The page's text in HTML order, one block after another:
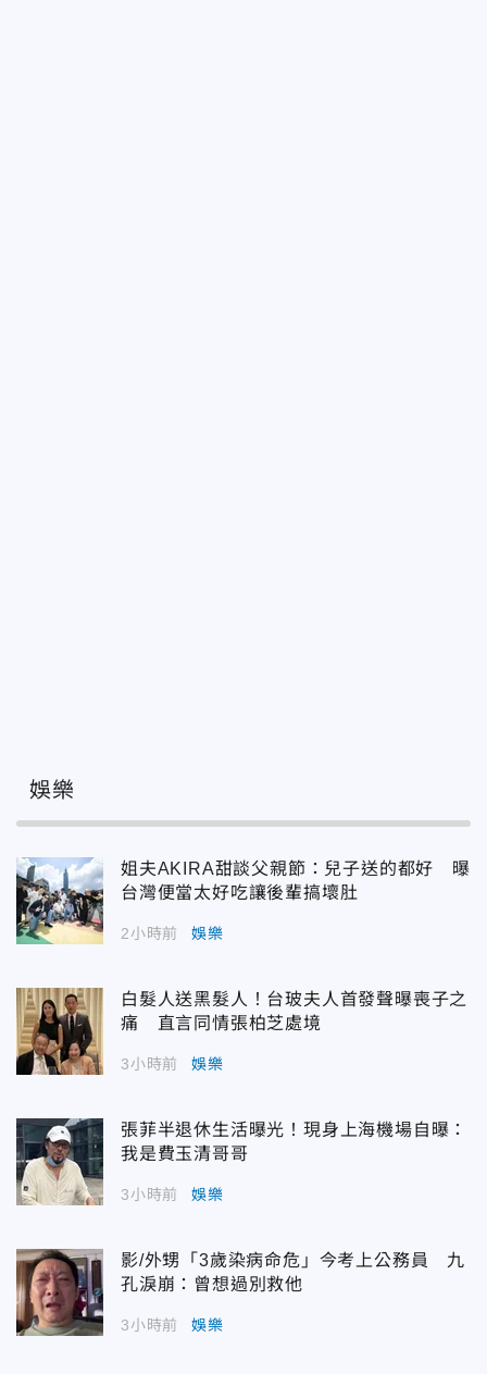
娛樂
姐夫AKIRA甜談父親節：兒子送的都好 曝
台灣便當太好吃讓後輩搞壞肚
2小時前 娛樂
白髮人送黑髮人！台玻夫人首發聲曝喪子之
痛 直言同情張柏芝處境
3小時前 娛樂
張菲半退休生活曝光！現身上海機場自曝：
我是費玉清哥哥
3小時前 娛樂
影/外甥「3歲染病命危」今考上公務員 九
孔淚崩：曾想過別救他
3小時前 娛樂